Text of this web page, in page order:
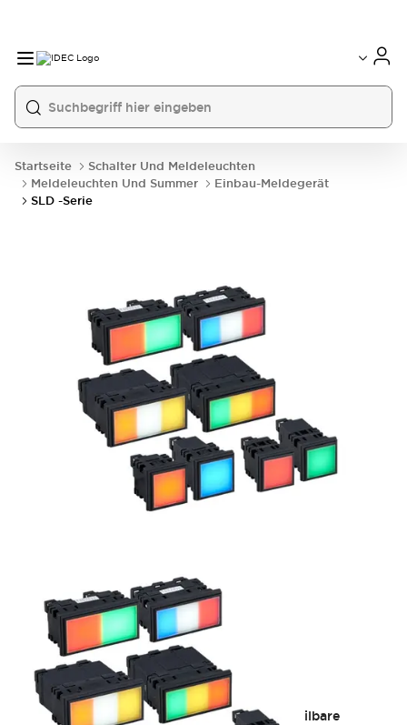
Startseite
Schalter Und Meldeleuchten
Meldeleuchten Und Summer
Einbau-Meldegerät
SLD -Serie
SLD -Serie
Eckige Anzeigelampe mit 4 Fenstergrößen, teilbare